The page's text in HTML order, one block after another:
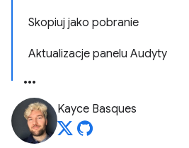
Skopiuj jako pobranie
Aktualizacje panelu Audyty
Kayce Basques